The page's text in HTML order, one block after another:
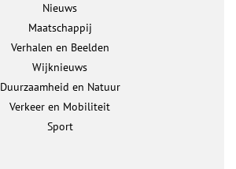
Nieuws
Maatschappij
Verhalen en Beelden
Wijknieuws
Duurzaamheid en Natuur
Verkeer en Mobiliteit
Sport